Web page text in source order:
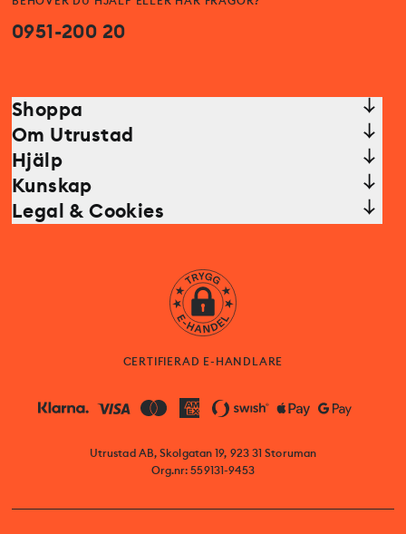
0951-200 20
Shoppa
Om Utrustad
Hjälp
Kunskap
Legal & Cookies
CERTIFIERAD E-HANDLARE
Utrustad AB, Skolgatan 19, 923 31 Storuman
Org.nr: 559131-9453